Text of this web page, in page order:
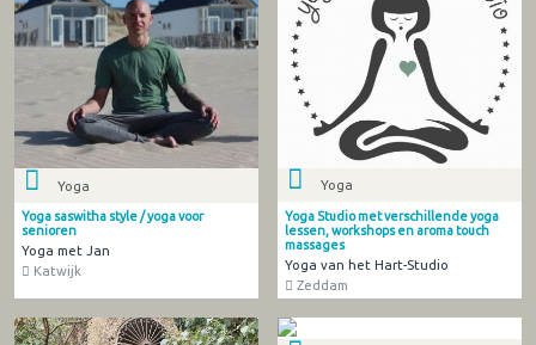
Yoga
Yoga saswitha style / yoga voor
senioren
Yoga met Jan
Katwijk
Yoga
Yoga Studio met verschillende yoga
lessen, workshops en aroma touch
massages
Yoga van het Hart-Studio
Zeddam